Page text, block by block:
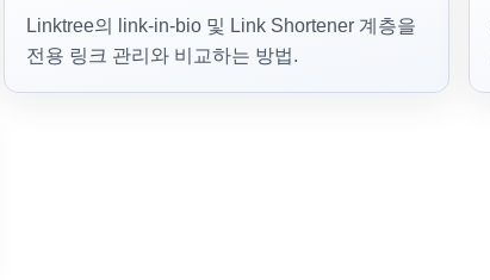
Linktree의 link-in-bio 및 Link Shortener 계층을
전용 링크 관리와 비교하는 방법.